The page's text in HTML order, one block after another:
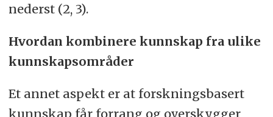
nederst (2, 3).
Hvordan kombinere kunnskap fra ulike
kunnskapsområder
Et annet aspekt er at forskningsbasert
kunnskap får forrang og overskygger